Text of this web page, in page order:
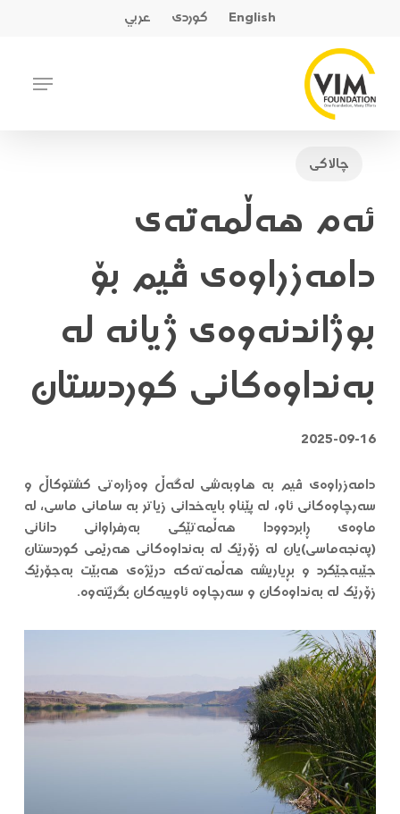
content
English کوردی عربي
Menu
چالاکی
ئەم هەڵمەتەی
دامەزراوەی ڤیم بۆ
بوژاندنەوەی ژیانە لە
بەنداوەکانی کوردستان
2025-09-16
دامەزراوەی ڤیم بە هاوبەشی لەگەڵ وەزارەتی کشتوکاڵ و
سەرچاوەکانی ئاو، لە پێناو بایەخدانی زیاتر بە سامانی ماسی، لە
ماوەی ڕابردوودا هەڵمەتێکی بەرفراوانی دانانی
(پەنجەماسی)یان لە زۆرێک لە بەنداوەکانی هەرێمی کوردستان
جێبەجێکرد و بڕیاریشە هەڵمەتەکە درێژەی هەبێت بەجۆرێک
زۆرێک لە بەنداوەکان و سەرچاوە ئاوییەکان بگرێتەوە.
Close
Menu